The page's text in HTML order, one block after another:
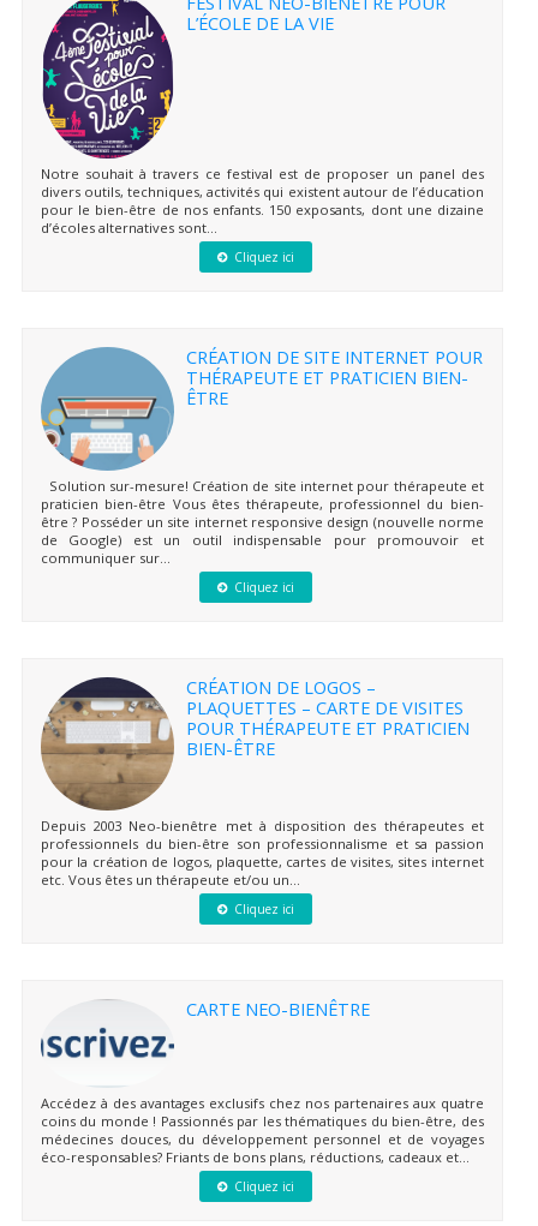
L’ÉCOLE DE LA VIE
Notre souhait à travers ce festival est de proposer un panel des
divers outils, techniques, activités qui existent autour de l’éducation
pour le bien-être de nos enfants. 150 exposants, dont une dizaine
d’écoles alternatives sont...
Cliquez ici
CRÉATION DE SITE INTERNET POUR
THÉRAPEUTE ET PRATICIEN BIEN-
ÊTRE
Solution sur-mesure! Création de site internet pour thérapeute et
praticien bien-être Vous êtes thérapeute, professionnel du bien-
être ? Posséder un site internet responsive design (nouvelle norme
de Google) est un outil indispensable pour promouvoir et
communiquer sur...
Cliquez ici
CRÉATION DE LOGOS –
PLAQUETTES – CARTE DE VISITES
POUR THÉRAPEUTE ET PRATICIEN
BIEN-ÊTRE
Depuis 2003 Neo-bienêtre met à disposition des thérapeutes et
professionnels du bien-être son professionnalisme et sa passion
pour la création de logos, plaquette, cartes de visites, sites internet
etc. Vous êtes un thérapeute et/ou un...
Cliquez ici
CARTE NEO-BIENÊTRE
Accédez à des avantages exclusifs chez nos partenaires aux quatre
coins du monde ! Passionnés par les thématiques du bien-être, des
médecines douces, du développement personnel et de voyages
éco-responsables? Friants de bons plans, réductions, cadeaux et...
Cliquez ici